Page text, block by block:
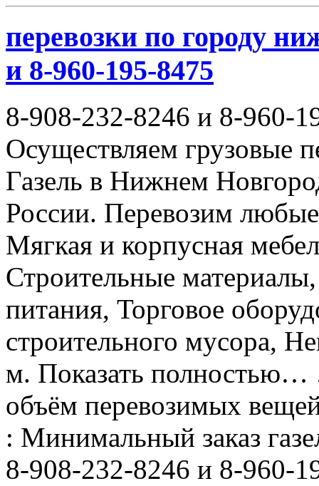
перевозки по городу
и 8-960-195-8475
8-908-232-8246 и 8-960-
Осуществляем грузовые
Газель в Нижнем
России. Перевозим
Мягкая и корпусная
Строительные
питания, Торговое
строительного мусора,
м. Показать полностью…
объём перевозимых
: Минимальный заказ
8-908-232-8246 и 8-960-